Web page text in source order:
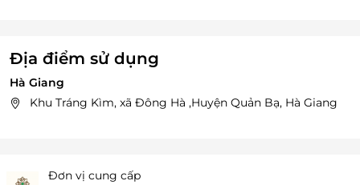
Địa điểm sử dụng
Hà Giang
Khu Tráng Kìm, xã Đông Hà ,Huyện Quản Bạ, Hà Giang
Đơn vị cung cấp